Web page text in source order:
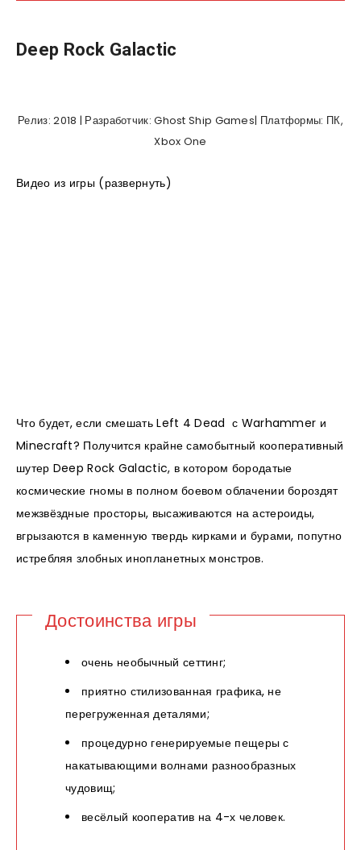
Deep Rock Galactic
Релиз: 2018 | Разработчик: Ghost Ship Games| Платформы: ПК,
Xbox One
Видео из игры (развернуть)
Что будет, если смешать Left 4 Dead с Warhammer и
Minecraft? Получится крайне самобытный кооперативный
шутер Deep Rock Galactic, в котором бородатые
космические гномы в полном боевом облачении бороздят
межзвёздные просторы, высаживаются на астероиды,
вгрызаются в каменную твердь кирками и бурами, попутно
истребляя злобных инопланетных монстров.
Достоинства игры
очень необычный сеттинг;
приятно стилизованная графика, не
перегруженная деталями;
процедурно генерируемые пещеры с
накатывающими волнами разнообразных
чудовищ;
весёлый кооператив на 4-х человек.